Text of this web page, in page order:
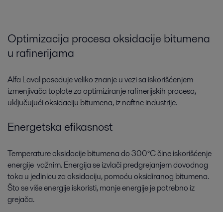
Optimizacija procesa oksidacije bitumena
u rafinerijama
Alfa Laval poseduje veliko znanje u vezi sa iskorišćenjem
izmenjivača toplote za optimiziranje rafinerijskih procesa,
uključujući oksidaciju bitumena, iz naftne industrije.
Energetska efikasnost
Temperature oksidacije bitumena do 300°C čine iskorišćenje
energije važnim. Energija se izvlači predgrejanjem dovodnog
toka u jedinicu za oksidaciju, pomoću oksidiranog bitumena.
Što se više energije iskoristi, manje energije je potrebno iz
grejača.